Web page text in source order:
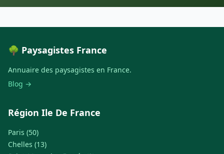
🌳 Paysagistes France
Annuaire des paysagistes en France.
Blog →
Région Ile De France
Paris (50)
Chelles (13)